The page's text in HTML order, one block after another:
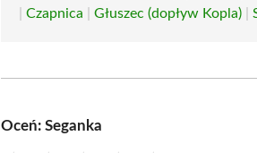
|Czapnica |Głuszec (dopływ Kopla) |
Oceń: Seganka